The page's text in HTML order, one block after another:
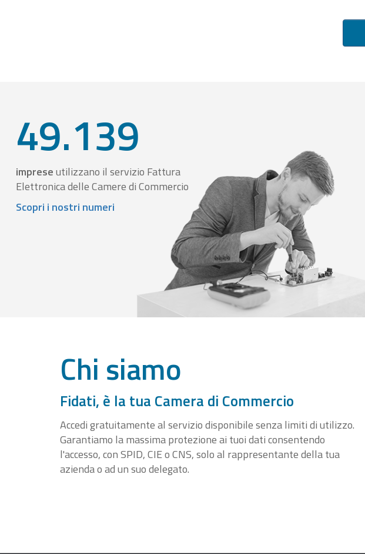
49.139
impreseutilizzano il servizio Fattura
Elettronica delle Camere di Commercio
Scopri i nostri numeri
Chi siamo
Fidati, è la tua Camera di Commercio
Accedi gratuitamente al servizio disponibile senza limiti di utilizzo.
Garantiamo la massima protezione ai tuoi dati consentendo
l'accesso, con SPID, CIE o CNS, solo al rappresentante della tua
azienda o ad un suo delegato.